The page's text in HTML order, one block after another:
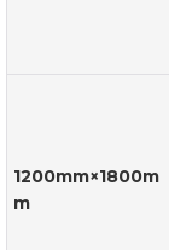
1200mm×1800m
m